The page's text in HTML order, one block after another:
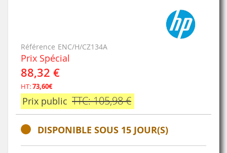
Référence ENC/H/CZ134A
Prix Spécial
88,32 €
HT:73,60€
Prix public TTC: 105,98 €
DISPONIBLE SOUS 15 JOUR(S)